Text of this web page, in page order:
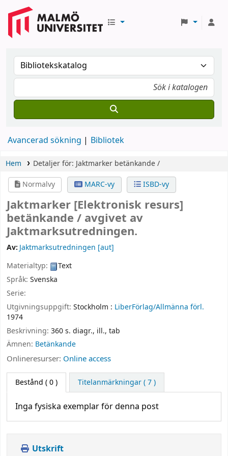
Avancerad sökning Bibliotek
Hem Detaljer för: Jaktmarker betänkande /
Normalvy
MARC-vy ISBD-vy
Jaktmarker [Elektronisk resurs]
betänkande / avgivet av
Jaktmarksutredningen.
Av:Jaktmarksutredningen [aut]
Materialtyp:
Text
Språk: Svenska
Serie:
Utgivningsuppgift: Stockholm : LiberFörlag/Allmänna förl.
1974
Beskrivning: 360 s. diagr., ill., tab
Ämnen: Betänkande
Onlineresurser: Online access
Bestånd ( 0 ) Titelanmärkningar ( 7 )
Inga fysiska exemplar för denna post
Utskrift